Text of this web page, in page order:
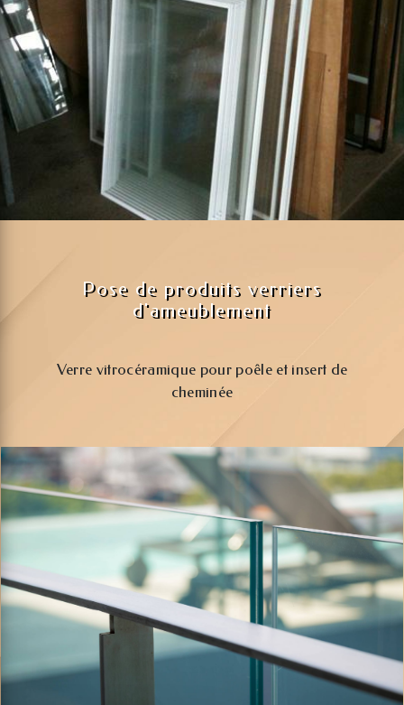
Pose de produits verriers
d'ameublement
Verre vitrocéramique pour poêle et insert de
cheminée